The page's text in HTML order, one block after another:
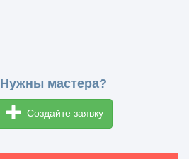
Нужны мастера?
Создайте заявку